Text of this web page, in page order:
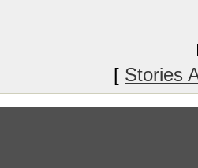
[ Stories